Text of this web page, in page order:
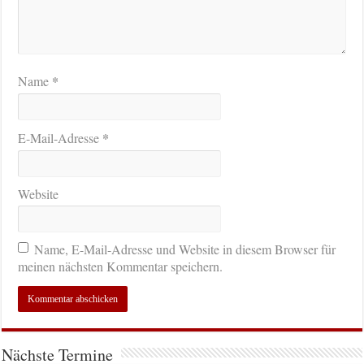
Name *
E-Mail-Adresse *
Website
Name, E-Mail-Adresse und Website in diesem Browser für
meinen nächsten Kommentar speichern.
Nächste Termine